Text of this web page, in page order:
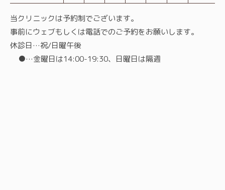
当クリニックは予約制でございます。
事前にウェブもしくは電話でのご予約をお願いします。
休診日…祝/日曜午後
●…金曜日は14:00-19:30、日曜日は隔週